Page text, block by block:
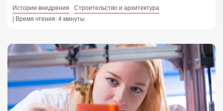
Истории внедрения
Строительство и архитектура
| Время чтения: 4 минуты